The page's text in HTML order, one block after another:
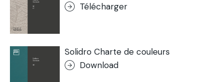
Télécharger
Solidro Charte de couleurs
Download